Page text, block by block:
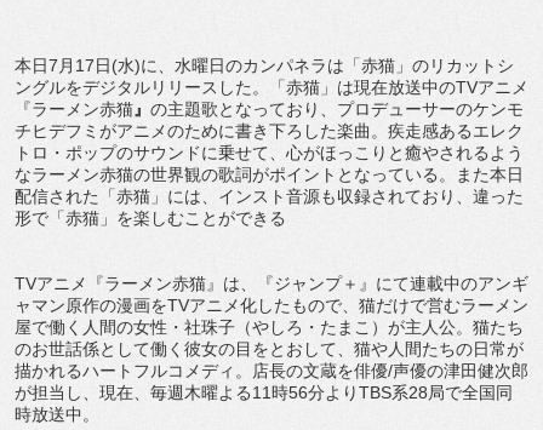
本日7月17日(水)に、水曜日のカンパネラは「赤猫」のリカットシ
ングルをデジタルリリースした。「赤猫」は現在放送中のTVアニメ
『ラーメン赤猫』 の主題歌となっており、プロデューサーのケンモ
チヒデフミがアニメのために書き下ろした楽曲。疾走感あるエレク
トロ・ポップのサウンドに乗せて、心がほっこりと癒やされるよう
なラーメン赤猫の世界観の歌詞がポイントとなっている。また本日
配信された「赤猫」には、インスト音源も収録されており、違った
形で「赤猫」を楽しむことができる
TVアニメ『ラーメン赤猫』は、『ジャンプ＋』にて連載中のアンギ
ャマン原作の漫画をTVアニメ化したもので、猫だけで営むラーメン
屋で働く人間の女性・社珠子（やしろ・たまこ）が主人公。猫たち
のお世話係として働く彼女の目をとおして、猫や人間たちの日常が
描かれるハートフルコメディ。店長の文蔵を俳優/声優の津田健次郎
が担当し、現在、毎週木曜よる11時56分よりTBS系28局で全国同
時放送中。